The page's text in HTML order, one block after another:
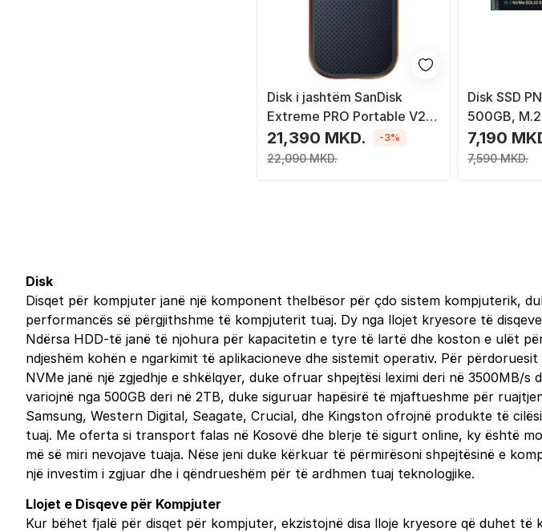
Disk i jashtëm SanDisk
Extreme PRO Portable V2
(SDSSDE81-1T00-G25), 1TB
21,390 MKD.
22,090 MKD.
-3%
Disk SSD
500GB,
Gen3 NVMe
7,190
7,590 MKD.
Disk
Disqet për kompjuter janë një komponent thelbësor për çdo sistem kompjuterik,
performancës së përgjithshme të kompjuterit tuaj. Dy nga llojet kryesore të
Ndërsa HDD-të janë të njohura për kapacitetin e tyre të lartë dhe koston e ulët
ndjeshëm kohën e ngarkimit të aplikacioneve dhe sistemit operativ. Për
NVMe janë një zgjedhje e shkëlqyer, duke ofruar shpejtësi leximi deri në
variojnë nga 500GB deri në 2TB, duke siguruar hapësirë të mjaftueshme për
Samsung, Western Digital, Seagate, Crucial, dhe Kingston ofrojnë produkte të
tuaj. Me oferta si transport falas në Kosovë dhe blerje të sigurt online, ky është
më së miri nevojave tuaja. Nëse jeni duke kërkuar të përmirësoni shpejtësinë e
një investim i zgjuar dhe i qëndrueshëm për të ardhmen tuaj teknologjike.
Llojet e Disqeve për Kompjuter
Kur bëhet fjalë për disqet për kompjuter, ekzistojnë disa lloje kryesore që duhet